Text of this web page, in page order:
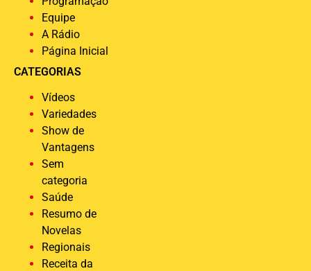
Equipe
A Rádio
Página Inicial
CATEGORIAS
Vídeos
Variedades
Show de
Vantagens
Sem
categoria
Saúde
Resumo de
Novelas
Regionais
Receita da